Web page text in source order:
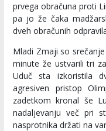
prvega obračuna proti
pa jo že čaka
dveh obračunih
Mladi Zmaji so
minute že ustvarili tri
Uduč sta izkoristila
agresiven pristop
zadetkom kronal še
nadaljevanju več pri
nasprotnika držati na